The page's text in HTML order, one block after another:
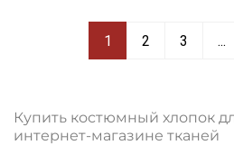
1 2 3 ...
Купить костюмный хлопок
интернет-магазине тканей